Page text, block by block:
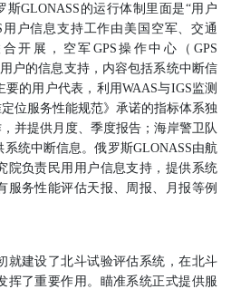
斯GLONASS的运行体制里面是“用户
户信息支持工作由美国空军、交通
开展，空军GPS操作中心（GPS
用户的信息支持，内容包括系统中断信
的用户代表，利用WAAS与IGS监测
位服务性能规范》承诺的指标体系独
并提供月度、季度报告；海岸警卫队
统中断信息。俄罗斯GLONASS由航
院负责民用用户信息支持，提供系统
服务性能评估天报、周报、月报等例
建设了北斗试验评估系统，在北斗
挥了重要作用。瞄准系统正式提供服